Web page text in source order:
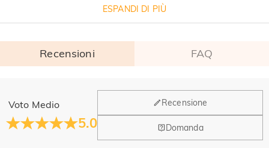
CONFEZIONE GRATUITA JEULIA
ESPANDI DI PIÙ
Recensioni FAQ
Voto Medio
5.0
Recensione
Domanda
Generale
Dove si trova la tua azienda?
La sede principale è a Los Angeles, in California, mentre il